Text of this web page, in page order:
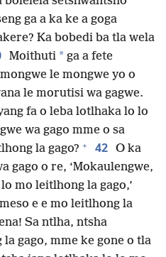
ga a ka ke a goga
Ka bobedi ba tla wela
Moithuti * ga a fete
le mongwe yo o
le morutisi wa gagwe.
fa o leba lotlhaka lo lo
wa gago mme o sa
la gago? + 42 O ka
gago o re, ‘Mokaulengwe,
mo leitlhong la gago,’
e e mo leitlhong la
Sa ntlha, ntsha
gago, mme ke gone o tla